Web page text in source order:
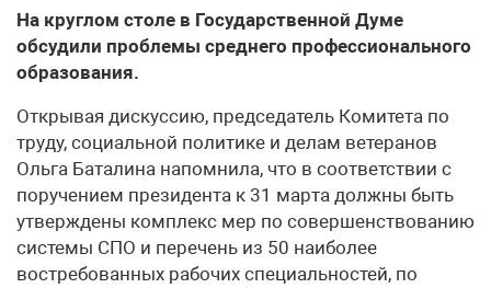
На круглом столе в Государственной Думе
обсудили проблемы среднего профессионального
образования.
Открывая дискуссию, председатель Комитета по
труду, социальной политике и делам ветеранов
Ольга Баталина напомнила, что в соответствии с
поручением президента к 31 марта должны быть
утверждены комплекс мер по совершенствованию
системы СПО и перечень из 50 наиболее
востребованных рабочих специальностей, по